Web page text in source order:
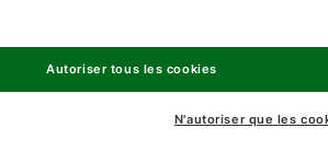
N'autoriser que les
Autoriser tous les cookies